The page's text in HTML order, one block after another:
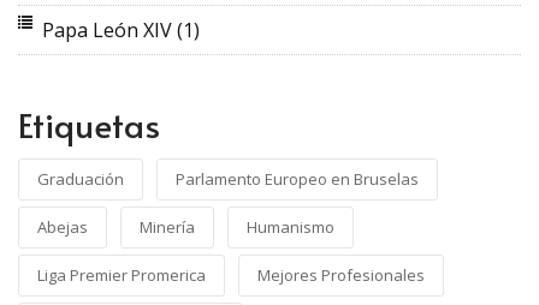
Papa León XIV(1)
Etiquetas
Graduación Parlamento Europeo en Bruselas
Abejas Minería Humanismo
Liga Premier Promerica Mejores Profesionales